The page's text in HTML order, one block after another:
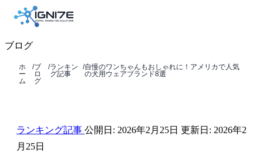
ブログ
ホ
ー
ム
/ブ
ロ
グ
/ランキン
グ記事
/自慢のワンちゃんもおしゃれに！アメリカで人気
の犬用ウェアブランド8選
ランキング記事 公開日: 2026年2月25日 更新日: 2026年2
月25日